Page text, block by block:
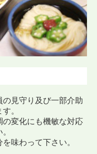
見守り及び一部介助
。
変化にも機敏な対応
味わって下さい。